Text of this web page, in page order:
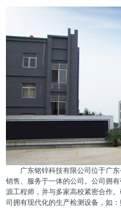
广东铭锌科技有限公司位于广
销售、服务于一体的公司。公司拥
源工程师，并与多家高校紧密合作
司拥有现代化的生产检测设备，如